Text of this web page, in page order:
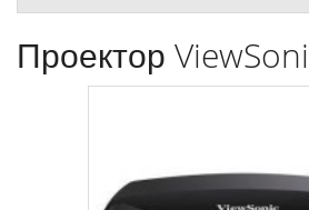
Проектор